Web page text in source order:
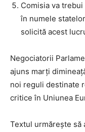
Comisia va
în numele
solicită acest
Negociatorii
ajuns marți
noi reguli destinate
critice în Uniunea
Textul urmărește